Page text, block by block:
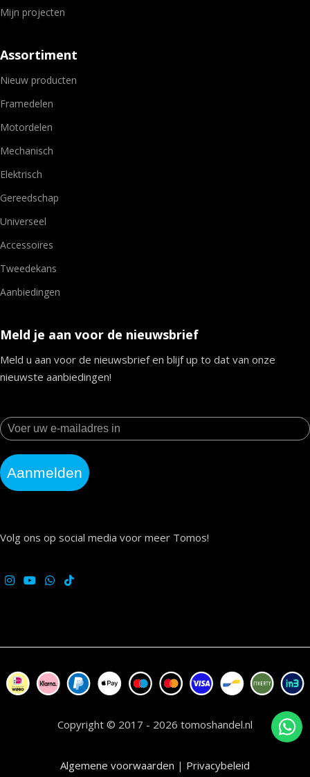
Mijn projecten
Assortiment
Nieuw producten
Framedelen
Motordelen
Mechanisch
Elektrisch
Gereedschap
Universeel
Accessoires
Tweedekans
Aanbiedingen
Meld je aan voor de nieuwsbrief
Meld u aan voor de nieuwsbrief en blijf up to dat van onze
nieuwste aanbiedingen!
Aanmelden
Volg ons op social media voor meer Tomos!
Copyright © 2017 - 2026 tomoshandel.nl
Algemene voorwaarden | Privacybeleid